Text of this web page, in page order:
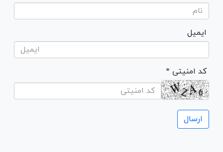
ایمیل
* کد امنیتی